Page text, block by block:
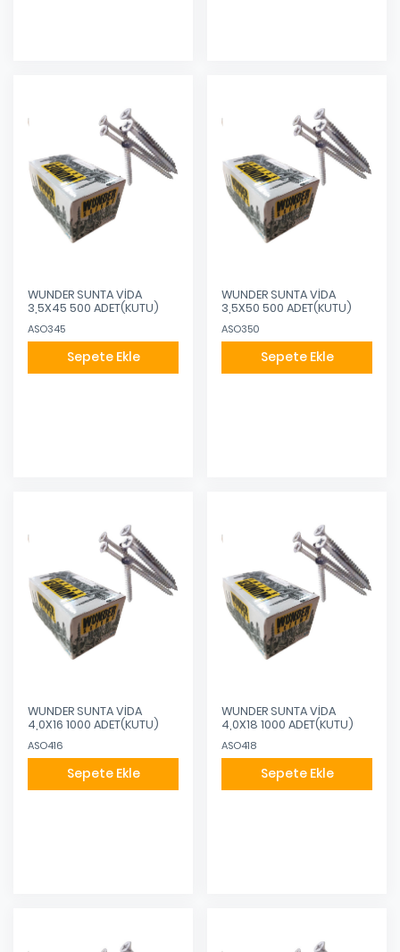
WUNDER SUNTA VİDA
3,5X45 500 ADET(KUTU)
ASO345
Sepete Ekle
WUNDER SUNTA VİDA
3,5X50 500 ADET(KUTU)
ASO350
Sepete Ekle
WUNDER SUNTA VİDA
4,0X16 1000 ADET(KUTU)
ASO416
Sepete Ekle
WUNDER SUNTA VİDA
4,0X18 1000 ADET(KUTU)
ASO418
Sepete Ekle